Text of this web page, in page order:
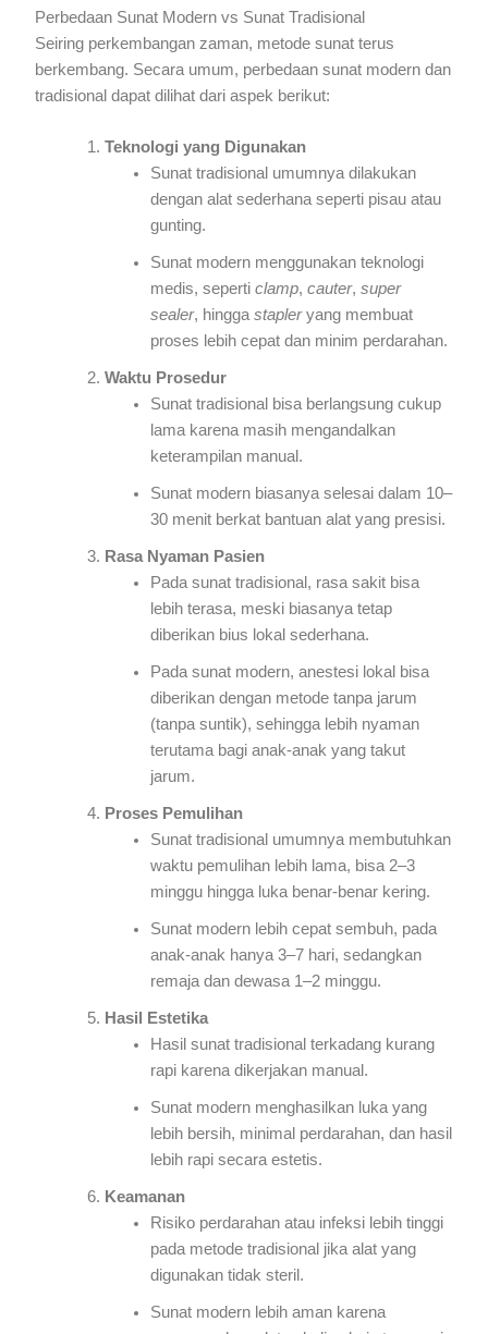
Perbedaan Sunat Modern vs Sunat Tradisional
Seiring perkembangan zaman, metode sunat terus
berkembang. Secara umum, perbedaan sunat modern dan
tradisional dapat dilihat dari aspek berikut:
Teknologi yang Digunakan
Sunat tradisional umumnya dilakukan
dengan alat sederhana seperti pisau atau
gunting.
Sunat modern menggunakan teknologi
medis, seperticlamp,cauter,super
sealer, hinggastapleryang membuat
proses lebih cepat dan minim perdarahan.
Waktu Prosedur
Sunat tradisional bisa berlangsung cukup
lama karena masih mengandalkan
keterampilan manual.
Sunat modern biasanya selesai dalam 10–
30 menit berkat bantuan alat yang presisi.
Rasa Nyaman Pasien
Pada sunat tradisional, rasa sakit bisa
lebih terasa, meski biasanya tetap
diberikan bius lokal sederhana.
Pada sunat modern, anestesi lokal bisa
diberikan dengan metode tanpa jarum
(tanpa suntik), sehingga lebih nyaman
terutama bagi anak-anak yang takut
jarum.
Proses Pemulihan
Sunat tradisional umumnya membutuhkan
waktu pemulihan lebih lama, bisa 2–3
minggu hingga luka benar-benar kering.
Sunat modern lebih cepat sembuh, pada
anak-anak hanya 3–7 hari, sedangkan
remaja dan dewasa 1–2 minggu.
Hasil Estetika
Hasil sunat tradisional terkadang kurang
rapi karena dikerjakan manual.
Sunat modern menghasilkan luka yang
lebih bersih, minimal perdarahan, dan hasil
lebih rapi secara estetis.
Keamanan
Risiko perdarahan atau infeksi lebih tinggi
pada metode tradisional jika alat yang
digunakan tidak steril.
Sunat modern lebih aman karena